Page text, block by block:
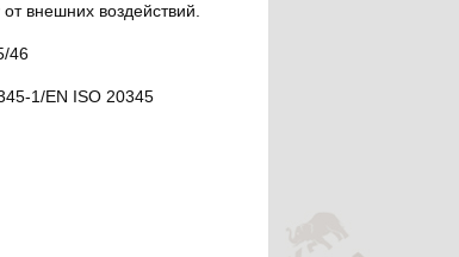
внешних воздействий.
46
1/EN ISO 20345